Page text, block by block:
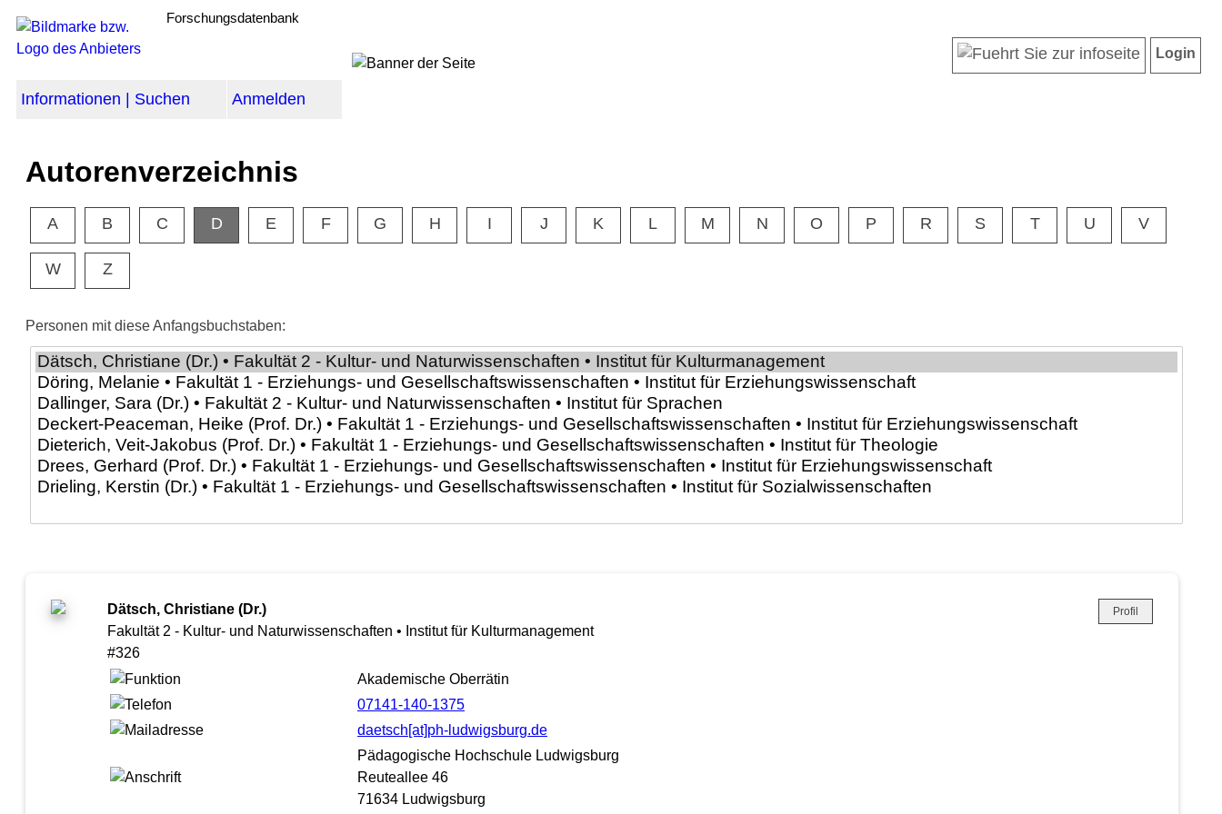
Forschungsdatenbank
Informationen | Suchen Anmelden
Login
Autorenverzeichnis
A B C D E F G H I J K L M N O P R S T U V
W Z
Personen mit diese Anfangsbuchstaben:
Dätsch, Christiane (Dr.)
Fakultät 2 - Kultur- und Naturwissenschaften • Institut für Kulturmanagement
#326
Akademische Oberrätin
07141-140-1375
daetsch[at]ph-ludwigsburg.de
Pädagogische Hochschule Ludwigsburg
Reuteallee 46
71634 Ludwigsburg
Profil